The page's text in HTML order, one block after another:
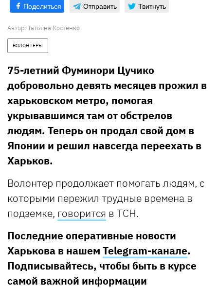
Поделиться Отправить Твитнуть
Автор: Татьяна Костенко
ВОЛОНТЕРЫ
75-летний Фуминори Цучико
добровольно девять месяцев прожил в
харьковском метро, помогая
укрывавшимся там от обстрелов
людям. Теперь он продал свой дом в
Японии и решил навсегда переехать в
Харьков.
Волонтер продолжает помогать людям, с
которыми пережил трудные времена в
подземке, говорится в ТСН.
Последние оперативные новости
Харькова в нашем Telegram-канале.
Подписывайтесь, чтобы быть в курсе
самой важной информации